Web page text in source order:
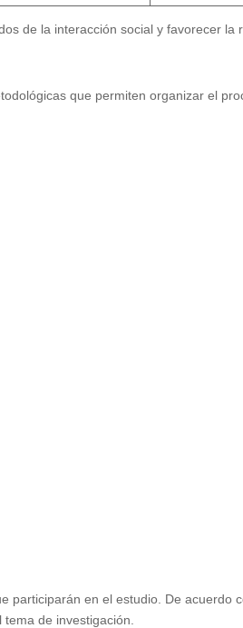
de la interacción social y favorecer la
que permiten organizar el
participarán en el estudio. De acuerdo
de investigación.